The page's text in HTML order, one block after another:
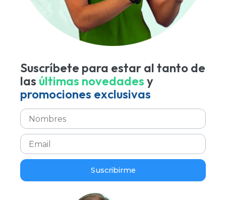
Suscríbete para estar al tanto de
las últimas novedades y
promociones exclusivas
Suscribirme